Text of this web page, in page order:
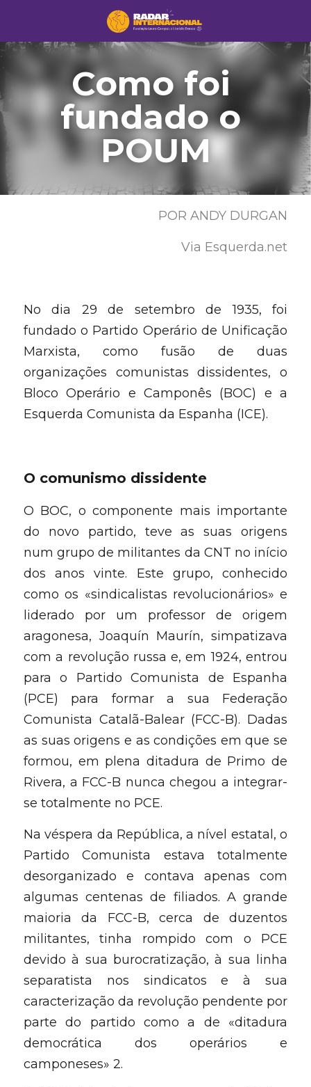
Como foi
fundado o
POUM
POR ANDY DURGAN
Via Esquerda.net
No dia 29 de setembro de 1935, foi
fundado o Partido Operário de Unificação
Marxista, como fusão de duas
organizações comunistas dissidentes, o
Bloco Operário e Camponês (BOC) e a
Esquerda Comunista da Espanha (ICE).
O comunismo dissidente
O BOC, o componente mais importante
do novo partido, teve as suas origens
num grupo de militantes da CNT no início
dos anos vinte. Este grupo, conhecido
como os «sindicalistas revolucionários» e
liderado por um professor de origem
aragonesa, Joaquín Maurín, simpatizava
com a revolução russa e, em 1924, entrou
para o Partido Comunista de Espanha
(PCE) para formar a sua Federação
Comunista Catalã-Balear (FCC-B). Dadas
as suas origens e as condições em que se
formou, em plena ditadura de Primo de
Rivera, a FCC-B nunca chegou a integrar-
se totalmente no PCE.
Na véspera da República, a nível estatal, o
Partido Comunista estava totalmente
desorganizado e contava apenas com
algumas centenas de filiados. A grande
maioria da FCC-B, cerca de duzentos
militantes, tinha rompido com o PCE
devido à sua burocratização, à sua linha
separatista nos sindicatos e à sua
caracterização da revolução pendente por
parte do partido como a de «ditadura
democrática dos operários e
camponeses» 2.